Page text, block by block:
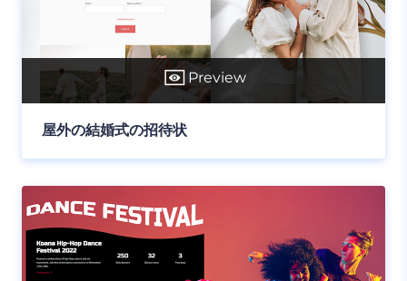
Preview
屋外の結婚式の招待状